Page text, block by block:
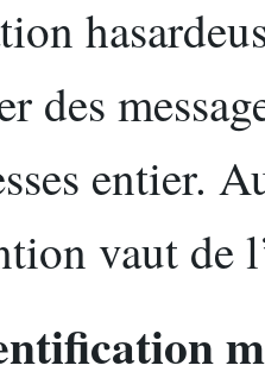
des
entier.
vaut de